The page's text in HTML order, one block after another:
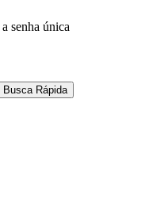
senha única
Busca Rápida